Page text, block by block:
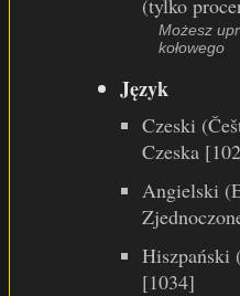
(tylko
Możesz
kołowego
Język
Czeski
Czeska
Angielski
Hiszpański
[1034]